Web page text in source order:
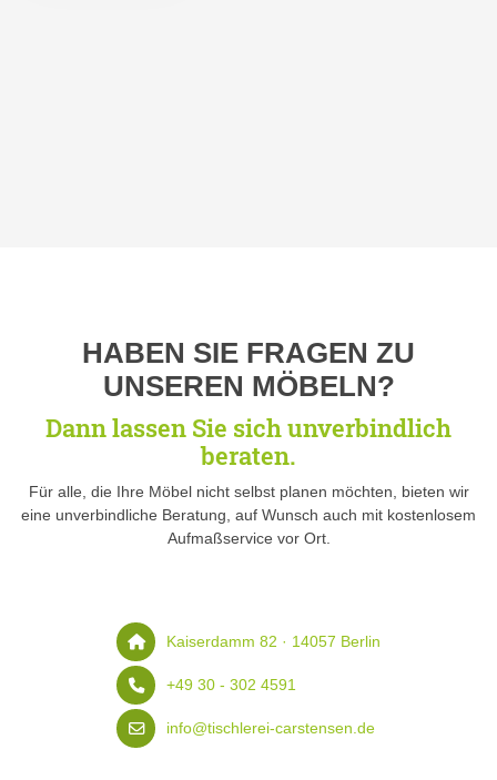
HABEN SIE FRAGEN ZU
UNSEREN MÖBELN?
Dann lassen Sie sich unverbindlich
beraten.
Für alle, die Ihre Möbel nicht selbst planen möchten, bieten wir
eine unverbindliche Beratung, auf Wunsch auch mit kostenlosem
Aufmaßservice vor Ort.
Kaiserdamm 82 · 14057 Berlin
+49 30 - 302 4591
info@tischlerei-carstensen.de